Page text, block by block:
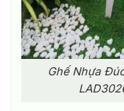
Ghế Nhựa